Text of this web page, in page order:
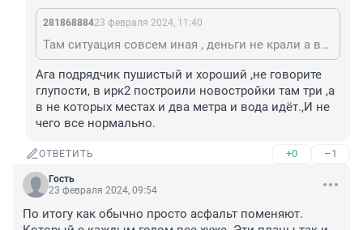
28186888423 февраля 2024, 11:40
Там ситуация совсем иная , деньги не крали а все гораздо хуже , изначально выбранное место не соответствовало для школы но решили строить и утвердили план но то что там болото на это болт забили , это кратко но там проблема с проектами сваями и грунтом, Вообщем-то когда начали строить выяснилось что нужно вынимать грунт и делать засыпку либо сваи что потребовало бы очень больших денег .. и начались качели администрации с подрядчиком но объективно вина администрации а не подрядчика но поскольку если администрация признает что вина их то кого то придётся садить а так можно свалить на подрядчика но даже в этом случае есть нюанс деньги то федеральные и их не освоили а значит их надо вернуть ... дальше описывать не буду так в кратце для понимания
Ага подрядчик пушистый и хороший ,не говорите
глупости, в ирк2 построили новостройки там три ,а
в не которых местах и два метра и вода идёт.,И не
чего все нормально.
ОТВЕТИТЬ +0 –1
Гость
23 февраля 2024, 09:54
По итогу как обычно просто асфальт поменяют.